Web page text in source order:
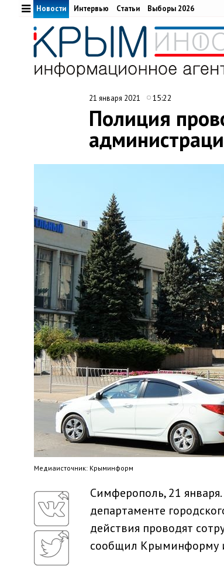
Новости Интервью Статьи Выборы 2026
21 января 2021 15:22
Полиция
Медиaисточник: Крыминформ
Симферополь, 21
департаменте
действия проводят
сообщил Крыминформу